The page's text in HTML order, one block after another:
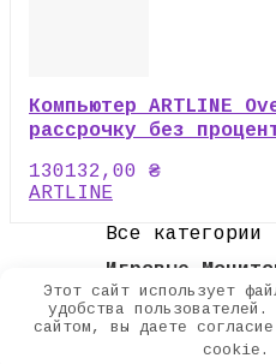
Компьютер ARTLINE
рассрочку без
130132,00 ₴
ARTLINE
Все категории
Игровые
2018 - 2022 EMZ
Search for:
Этот сайт использует
удобства пользователей.
сайтом, вы даете
cookie.